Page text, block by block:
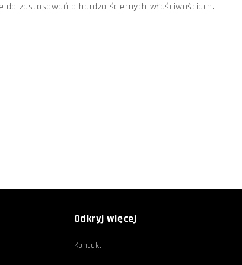
zastosowań o bardzo ściernych właściwościach.
Odkryj więcej
Kontakt